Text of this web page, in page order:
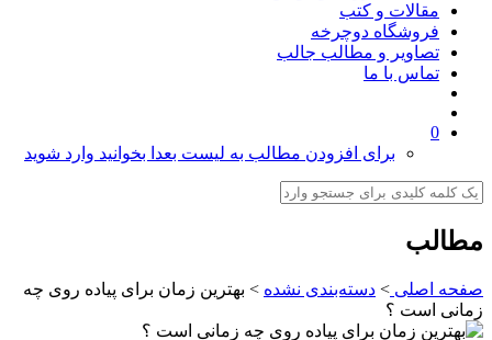
مقالات و کتب
فروشگاه دوچرخه
تصاویر و مطالب جالب
تماس با ما
0
برای افزودن مطالب به لیست بعدا بخوانید وارد شوید
مطالب
صفحه اصلی > دسته‌بندی نشده > بهترین زمان برای پیاده روی چه
زمانی است ؟